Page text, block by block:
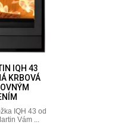
IQH 43
KRBOVÁ
IQH 43 od
Vám ...